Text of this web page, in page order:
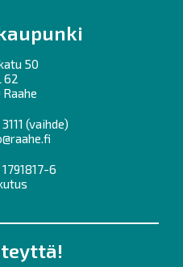
50
62
(vaihde)
6